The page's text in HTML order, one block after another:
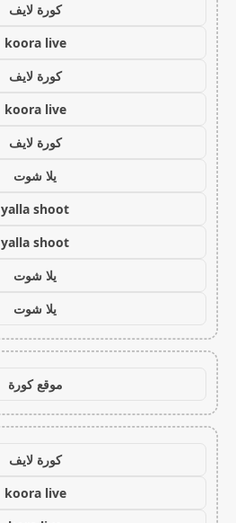
كورة لايف
koora live
كورة لايف
koora live
كورة لايف
يلا شوت
yalla shoot
yalla shoot
يلا شوت
يلا شوت
موقع كورة
كورة لايف
koora live